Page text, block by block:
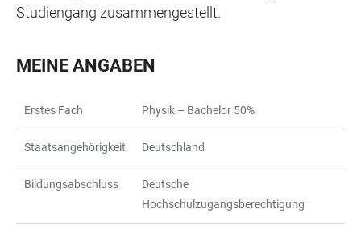
Studiengang zusammengestellt.
MEINE ANGABEN
Erstes Fach Physik – Bachelor 50%
Staatsangehörigkeit Deutschland
Bildungsabschluss
Deutsche
Hochschulzugangsberechtigung